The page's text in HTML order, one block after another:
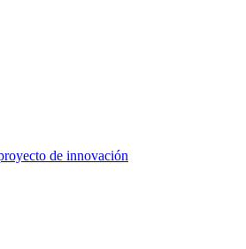
de innovación